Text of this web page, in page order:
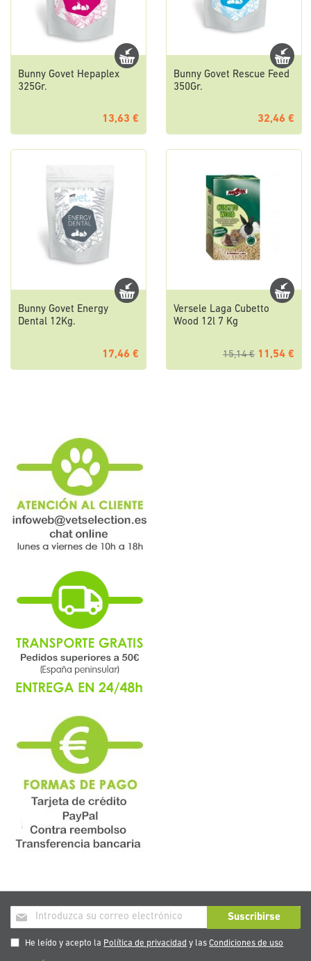
Bunny Govet Hepaplex
325Gr.
13,63 €
Bunny Govet Rescue Feed
350Gr.
32,46 €
Bunny Govet Energy
Dental 12Kg.
17,46 €
Versele Laga Cubetto
Wood 12l 7 Kg
15,14 € 11,54 €
Inscríbase
a
nuestro
Suscribirse
He leído y acepto la Política de privacidad y lasCondiciones de uso